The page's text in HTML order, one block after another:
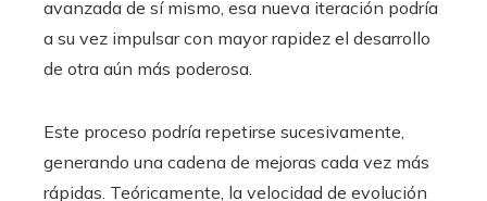
avanzada de sí mismo, esa nueva iteración podría
a su vez impulsar con mayor rapidez el desarrollo
de otra aún más poderosa.
Este proceso podría repetirse sucesivamente,
generando una cadena de mejoras cada vez más
rápidas. Teóricamente, la velocidad de evolución